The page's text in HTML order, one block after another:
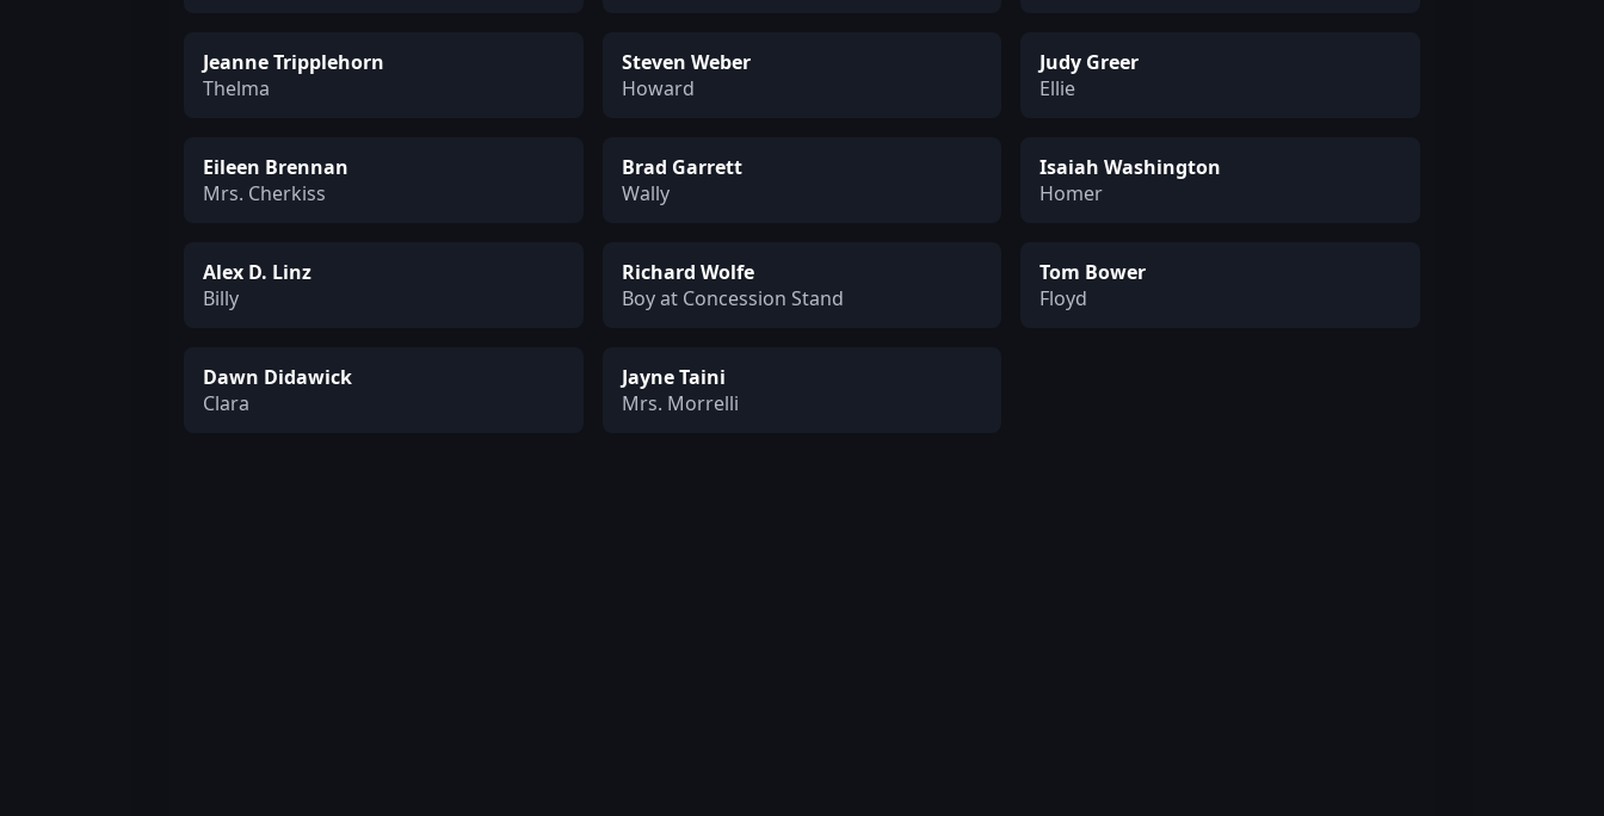
Jeanne Tripplehorn
Thelma
Steven Weber
Howard
Judy Greer
Ellie
Eileen Brennan
Mrs. Cherkiss
Brad Garrett
Wally
Isaiah Washington
Homer
Alex D. Linz
Billy
Richard Wolfe
Boy at Concession Stand
Tom Bower
Floyd
Dawn Didawick
Clara
Jayne Taini
Mrs. Morrelli